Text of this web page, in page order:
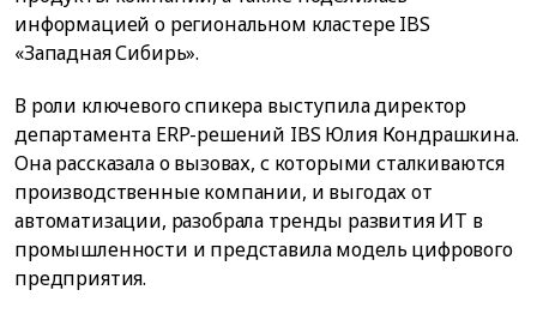
информацией о региональном кластере IBS
«Западная Сибирь».
В роли ключевого спикера выступила директор
департамента ERP-решений IBS Юлия Кондрашкина.
Она рассказала о вызовах, с которыми сталкиваются
производственные компании, и выгодах от
автоматизации, разобрала тренды развития ИТ в
промышленности и представила модель цифрового
предприятия.